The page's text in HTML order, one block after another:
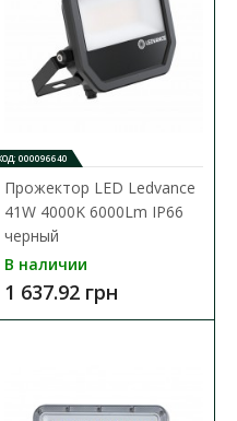
000096640
Прожектор LED Ledvance
41W 4000K 6000Lm IP66
черный
В наличии
1 637.92 грн